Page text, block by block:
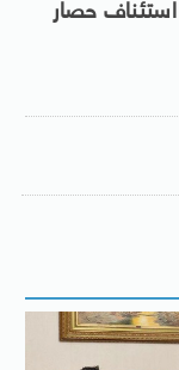
سفينة منذ استئناف حصار